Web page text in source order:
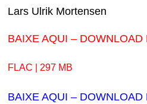
Lars Ulrik Mortensen
BAIXE AQUI – DOWNLOAD
FLAC | 297 MB
BAIXE AQUI – DOWNLOAD